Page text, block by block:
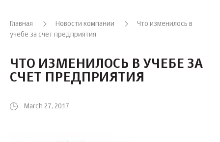
Главная Новости компании
Что изменилось в
учебе за счет предприятия
ЧТО ИЗМЕНИЛОСЬ В УЧЕБЕ ЗА
СЧЕТ ПРЕДПРИЯТИЯ
March 27, 2017